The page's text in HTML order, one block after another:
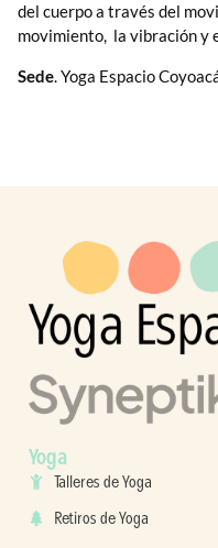
del cuerpo a través del
movimiento, la vibración y
Sede. Yoga Espacio
Yoga
Talleres de Yoga
Retiros de Yoga